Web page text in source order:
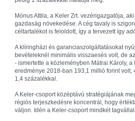
Mónus Attila, a Keler Zrt. vezérigazgatója,
gazdaság növekedése. A cég tavaly is
céltartalékot is feloldott, így a tervezett így
A klíringházi és garanciaszolgáltatásokat
bevételeknél minimális visszaesés volt, de
- ismertette a közleményben Mátrai Károly,
eredménye 2018-ban 193,1 millió forint
1,4 százalékkal.
A Keler-csoport középtávú stratégiájának
régiós terjeszkedésre koncentrál, hogy
váljon. Idén a Keler-csoport mindkét